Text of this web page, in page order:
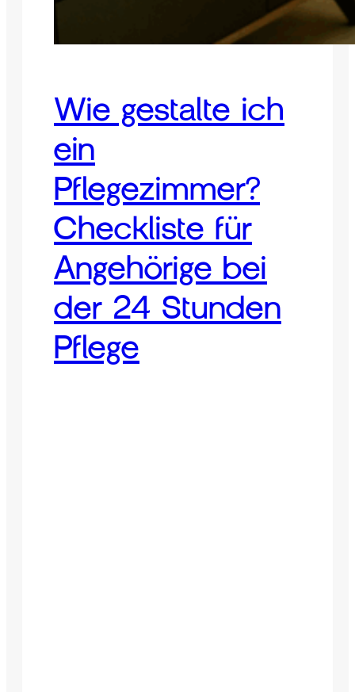
Wie gestalte ich
ein
Pflegezimmer?
Checkliste für
Angehörige bei
der 24 Stunden
Pflege